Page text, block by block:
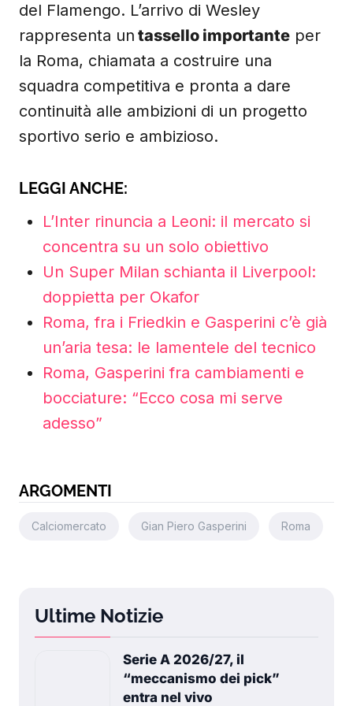
del Flamengo. L’arrivo di Wesley
rappresenta un tassello importante per
la Roma, chiamata a costruire una
squadra competitiva e pronta a dare
continuità alle ambizioni di un progetto
sportivo serio e ambizioso.
LEGGI ANCHE:
L’Inter rinuncia a Leoni: il mercato si
concentra su un solo obiettivo
Un Super Milan schianta il Liverpool:
doppietta per Okafor
Roma, fra i Friedkin e Gasperini c’è già
un’aria tesa: le lamentele del tecnico
Roma, Gasperini fra cambiamenti e
bocciature: “Ecco cosa mi serve
adesso”
ARGOMENTI
Calciomercato Gian Piero Gasperini Roma
Ultime Notizie
Serie A 2026/27, il
“meccanismo dei pick”
entra nel vivo